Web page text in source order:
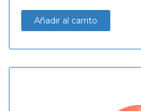
Añadir al carrito